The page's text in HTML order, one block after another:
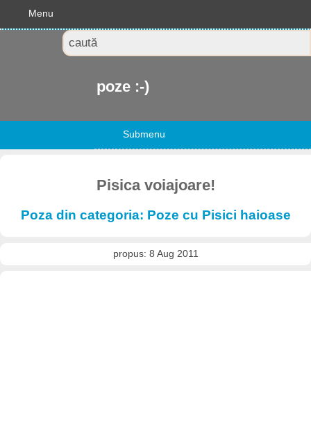
Menu
poze :-)
Submenu
Pisica voiajoare!
Poza din categoria: Poze cu Pisici haioase
propus: 8 Aug 2011